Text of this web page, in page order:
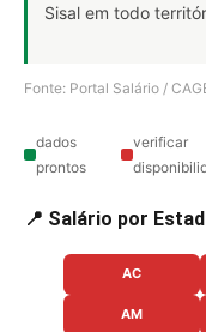
Sisal em todo
Fonte: Portal Salário /
dados
prontos
verificar
📍 Salário por
AC
AM